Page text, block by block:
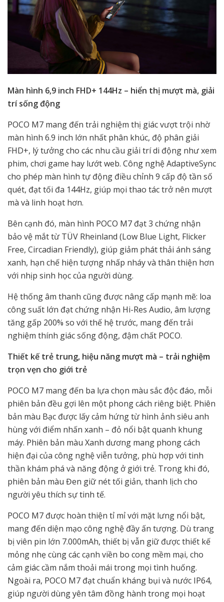
Màn hình 6,9 inch FHD+ 144Hz – hiển thị mượt mà, giải
trí sống động
POCO M7 mang đến trải nghiệm thị giác vượt trội nhờ
màn hình 6.9 inch lớn nhất phân khúc, độ phân giải
FHD+, lý tưởng cho các nhu cầu giải trí di động như xem
phim, chơi game hay lướt web. Công nghệ AdaptiveSync
cho phép màn hình tự động điều chỉnh 9 cấp độ tần số
quét, đạt tối đa 144Hz, giúp mọi thao tác trở nên mượt
mà và linh hoạt hơn.
Bên cạnh đó, màn hình POCO M7 đạt 3 chứng nhận
bảo vệ mắt từ TÜV Rheinland (Low Blue Light, Flicker
Free, Circadian Friendly), giúp giảm phát thải ánh sáng
xanh, hạn chế hiện tượng nhấp nháy và thân thiện hơn
với nhịp sinh học của người dùng.
Hệ thống âm thanh cũng được nâng cấp mạnh mẽ: loa
công suất lớn đạt chứng nhận Hi-Res Audio, âm lượng
tăng gấp 200% so với thế hệ trước, mang đến trải
nghiệm thính giác sống động, đậm chất POCO.
Thiết kế trẻ trung, hiệu năng mượt mà – trải nghiệm
trọn vẹn cho giới trẻ
POCO M7 mang đến ba lựa chọn màu sắc độc đáo, mỗi
phiên bản đều gợi lên một phong cách riêng biệt. Phiên
bản màu Bạc được lấy cảm hứng từ hình ảnh siêu anh
hùng với điểm nhấn xanh – đỏ nổi bật quanh khung
máy. Phiên bản màu Xanh dương mang phong cách
hiện đại của công nghệ viễn tưởng, phù hợp với tinh
thần khám phá và năng động ở giới trẻ. Trong khi đó,
phiên bản màu Đen giữ nét tối giản, thanh lịch cho
người yêu thích sự tinh tế.
POCO M7 được hoàn thiện tỉ mỉ với mặt lưng nổi bật,
mang đến diện mạo công nghệ đầy ấn tượng. Dù trang
bị viên pin lớn 7.000mAh, thiết bị vẫn giữ được thiết kế
mỏng nhẹ cùng các cạnh viền bo cong mềm mại, cho
cảm giác cầm nắm thoải mái trong mọi tình huống.
Ngoài ra, POCO M7 đạt chuẩn kháng bụi và nước IP64,
giúp người dùng yên tâm đồng hành trong mọi hoạt